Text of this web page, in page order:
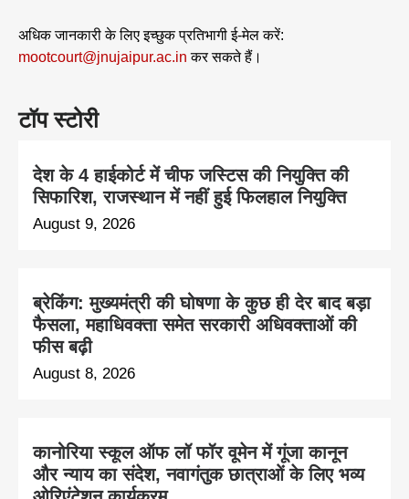
टॉप स्टोरी
देश के 4 हाईकोर्ट में चीफ जस्टिस की नियुक्ति की
सिफारिश, राजस्थान में नहीं हुई फिलहाल नियुक्ति
August 9, 2026
ब्रेकिंग: मुख्यमंत्री की घोषणा के कुछ ही देर बाद बड़ा
फैसला, महाधिवक्ता समेत सरकारी अधिवक्ताओं की
फीस बढ़ी
August 8, 2026
कानोरिया स्कूल ऑफ लॉ फॉर वूमेन में गूंजा कानून
और न्याय का संदेश, नवागंतुक छात्राओं के लिए भव्य
अधिक जानकारी के लिए इच्छुक प्रतिभागी ई-मेल करें:
mootcourt@jnujaipur.ac.in कर सकते हैं।